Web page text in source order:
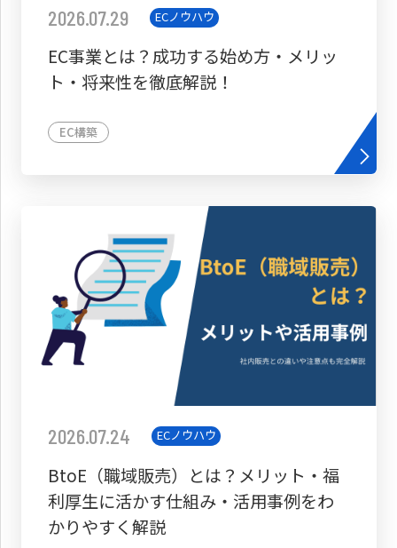
2026.07.29 ECノウハウ
EC事業とは？成功する始め方・メリッ
ト・将来性を徹底解説！
EC構築
2026.07.24 ECノウハウ
BtoE（職域販売）とは？メリット・福
利厚生に活かす仕組み・活用事例をわ
かりやすく解説